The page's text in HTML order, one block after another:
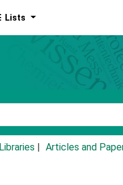
Lists
Libraries Articles and